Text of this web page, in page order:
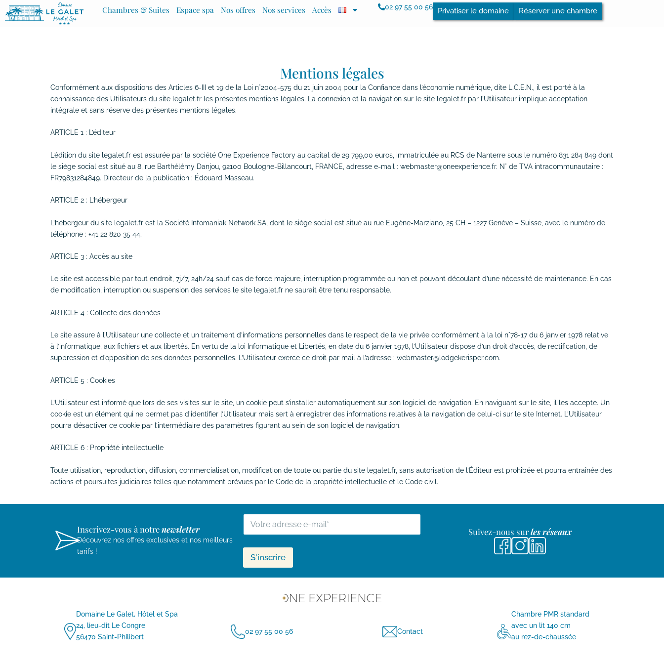
Aller
au
Chambres & Suites Espace spa Nos offres Nos services Accès 02 97 55 00 56 Privatiser le domaine Réserver une chambre
Mentions légales
Conformément aux dispositions des Articles 6-III et 19 de la Loi n°2004-575 du 21 juin 2004 pour la Confiance dans l’économie numérique, dite L.C.E.N., il est porté à la
connaissance des Utilisateurs du site legalet.fr les présentes mentions légales. La connexion et la navigation sur le site legalet.fr par l’Utilisateur implique acceptation
intégrale et sans réserve des présentes mentions légales.
ARTICLE 1 : L’éditeur
L’édition du site legalet.fr est assurée par la société One Experience Factory au capital de 29 799,00 euros, immatriculée au RCS de Nanterre sous le numéro 831 284 849 dont
le siège social est situé au 8, rue Barthélémy Danjou, 92100 Boulogne-Billancourt, FRANCE, adresse e-mail : webmaster@oneexperience.fr. N° de TVA intracommunautaire :
FR79831284849. Directeur de la publication : Édouard Masseau.
ARTICLE 2 : L’hébergeur
L’hébergeur du site legalet.fr est la Société Infomaniak Network SA, dont le siège social est situé au rue Eugène-Marziano, 25 CH – 1227 Genève – Suisse, avec le numéro de
téléphone : +41 22 820 35 44.
ARTICLE 3 : Accès au site
Le site est accessible par tout endroit, 7j/7, 24h/24 sauf cas de force majeure, interruption programmée ou non et pouvant découlant d’une nécessité de maintenance. En cas
de modification, interruption ou suspension des services le site legalet.fr ne saurait être tenu responsable.
ARTICLE 4 : Collecte des données
Le site assure à l’Utilisateur une collecte et un traitement d’informations personnelles dans le respect de la vie privée conformément à la loi n°78-17 du 6 janvier 1978 relative
à l’informatique, aux fichiers et aux libertés. En vertu de la loi Informatique et Libertés, en date du 6 janvier 1978, l’Utilisateur dispose d’un droit d’accès, de rectification, de
suppression et d’opposition de ses données personnelles. L’Utilisateur exerce ce droit par mail à l’adresse : webmaster@lodgekerisper.com.
ARTICLE 5 : Cookies
L’Utilisateur est informé que lors de ses visites sur le site, un cookie peut s’installer automatiquement sur son logiciel de navigation. En naviguant sur le site, il les accepte. Un
cookie est un élément qui ne permet pas d’identifier l’Utilisateur mais sert à enregistrer des informations relatives à la navigation de celui-ci sur le site Internet. L’Utilisateur
pourra désactiver ce cookie par l’intermédiaire des paramètres figurant au sein de son logiciel de navigation.
ARTICLE 6 : Propriété intellectuelle
Toute utilisation, reproduction, diffusion, commercialisation, modification de toute ou partie du site legalet.fr, sans autorisation de l’Éditeur est prohibée et pourra entraînée des
actions et poursuites judiciaires telles que notamment prévues par le Code de la propriété intellectuelle et le Code civil.
Inscrivez-vous à notrenewsletter
Découvrez nos offres exclusives et nos meilleurs
tarifs !
E
A
I
*
S'inscrire
Suivez-nous surles réseaux
Domaine Le Galet, Hôtel et Spa
24, lieu-dit Le Congre
56470 Saint-Philibert
02 97 55 00 56 Contact
Chambre PMR standard
avec un lit 140 cm
au rez-de-chaussée